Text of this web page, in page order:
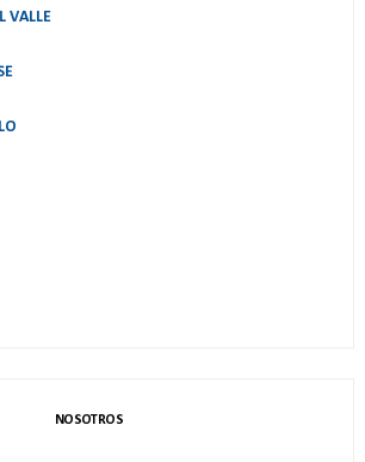
VALLE
NOSOTROS